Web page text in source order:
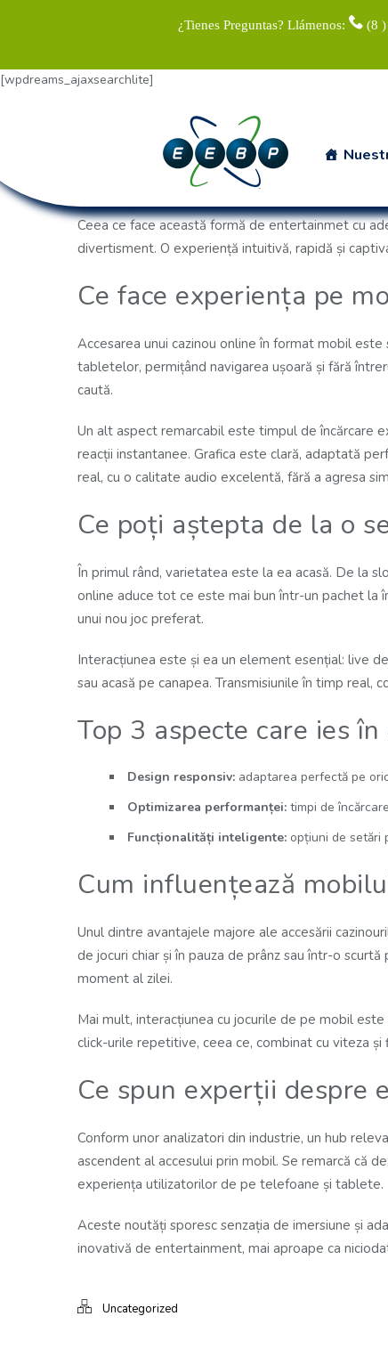
¿Tienes Preguntas? Llámenos: (8
[wpdreams_ajaxsearchlite]
Posted on 23 Jun 2026 0 /
ENTERTAINMENT LA UN CLIC
În era digitală, modul în care interacționăm cu
Ceea ce face această formă de entertainmet cu
divertisment. O experiență intuitivă, rapidă și
Ce face experiența pe
Accesarea unui cazinou online în format mobil
tabletelor, permițând navigarea ușoară și fără
caută.
Un alt aspect remarcabil este timpul de încărcare
reacții instantanee. Grafica este clară, adaptată
real, cu o calitate audio excelentă, fără a agresa
Ce poți aștepta de la o
În primul rând, varietatea este la ea acasă. De la
online aduce tot ce este mai bun într-un pachet
unui nou joc preferat.
Interacțiunea este și ea un element esențial: live
sau acasă pe canapea. Transmisiunile în timp
Top 3 aspecte care ies
Design responsiv: adaptarea perfectă pe
Optimizarea performanței: timpi de
Funcționalități inteligente: opțiuni de setări
Cum influențează
Unul dintre avantajele majore ale accesării
de jocuri chiar și în pauza de prânz sau într-o
moment al zilei.
Mai mult, interacțiunea cu jocurile de pe mobil
click-urile repetitive, ceea ce, combinat cu viteza
Ce spun experții despre
Conform unor analizatori din industrie, un hub
ascendent al accesului prin mobil. Se remarcă că
experiența utilizatorilor de pe telefoane și tablete.
Aceste noutăți sporesc senzația de imersiune și
inovativă de entertainment, mai aproape ca
Uncategorized